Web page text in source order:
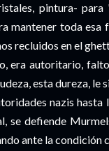
pintura-
mantener toda esa
recluidos en el
era autoritario,
esta dureza, le
nazis
se defiende
ante la condición